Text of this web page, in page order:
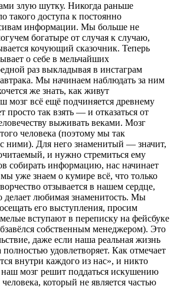
злую шутку. Никогда раньше
такого доступа к постоянно
информации. Мы больше не
богатыре от случая к случаю,
кочующий сказочник. Теперь
о себе в мельчайших
раз выкладывая в инстаграм
Мы начинаем наблюдать за ним
же знать, как живут
мозг всё ещё подчиняется древнему
так взять — и отказаться от
выживать веками. Мозг
человека (поэтому мы так
ними). Для него знаменитый — значит,
и нужно стремиться ему
собирать информацию, нас начинает
мы уже знаем о кумире всё, что только
отзывается в нашем сердце,
делает любимая знаменитость. Мы
его выступления, просим
вступают в переписку на фейсбуке
собственным менеджером). Это
даже если наша реальная жизнь
полностью удовлетворяет. Как отмечает
внутри каждого из нас», и никто
наш мозг решит поддаться искушению
который не является частью